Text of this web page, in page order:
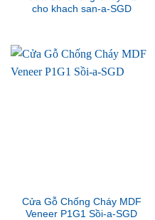
cho khach san-a-SGD
Cửa Gỗ Chống Cháy MDF
Veneer P1G1 Sồi-a-SGD